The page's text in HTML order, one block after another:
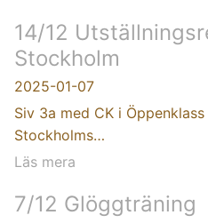
14/12
Stockholm
2025-01-07
Siv 3a med CK i Öppenklass
Stockholms…
Läs mera
7/12 Glöggträning